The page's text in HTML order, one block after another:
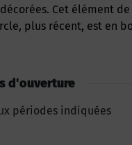
Cet élément
plus récent, est en
d'ouverture
périodes indiquées